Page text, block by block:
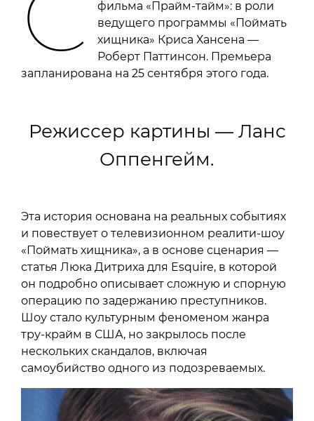
фильма «Прайм-тайм»: в роли
ведущего программы «Поймать
хищника» Криса Хансена —
Роберт Паттинсон. Премьера
запланирована на 25 сентября этого года.
Режиссер картины — Ланс
Оппенгейм.
Эта история основана на реальных событиях
и повествует о телевизионном реалити-шоу
«Поймать хищника», а в основе сценария —
статья Люка Дитриха для Esquire, в которой
он подробно описывает сложную и спорную
операцию по задержанию преступников.
Шоу стало культурным феноменом жанра
тру-крайм в США, но закрылось после
нескольких скандалов, включая
самоубийство одного из подозреваемых.